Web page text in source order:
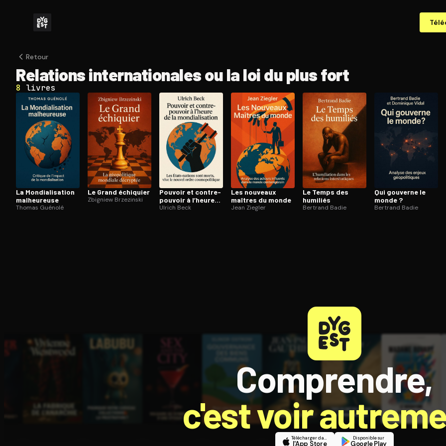
Retour
Relations in­ter­na­tio­nales ou la loi du plus fort
8 livres
La Mon­dia­li­sa­tion
malheureuse
Thomas Guénolé
Le Grand échiquier
Zbigniew Brzezinski
Pouvoir et contre-
pouvoir à l’heure
de la mon­dia­li­sa­
Ulrich Beck
Les nouveaux
maîtres du monde
Jean Ziegler
Le Temps des
humiliés
Bertrand Badie
Qui gouverne le
monde ?
Bertrand Badie
Comprendre,
c'est voir
Télécharger dans
l'App Store
Disponible sur
Google Play